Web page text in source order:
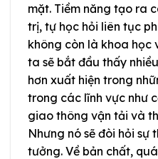
mặt. Tiềm năng tạo ra
trị, tự học hỏi liên tục
không còn là khoa học
ta sẽ bắt đầu thấy
hơn xuất hiện trong
trong các lĩnh vực như
giao thông vận tải và
Nhưng nó sẽ đòi hỏi sự
tưởng. Về bản chất,